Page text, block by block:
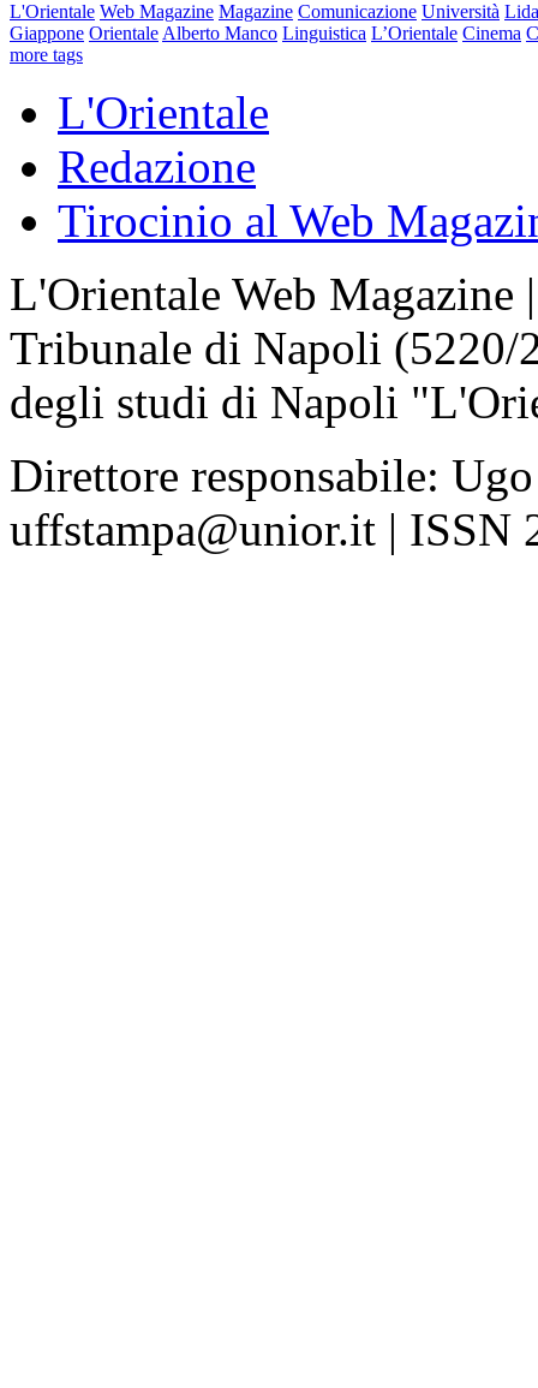
L'Orientale Web Magazine Magazine Comunicazione Università
Giappone Orientale Alberto Manco Linguistica L’Orientale Cinema
more tags
L'Orientale
Redazione
Tirocinio al Web
L'Orientale Web Magazine
Tribunale di Napoli
degli studi di Napoli
Direttore responsabile:
uffstampa@unior.it | ISSN